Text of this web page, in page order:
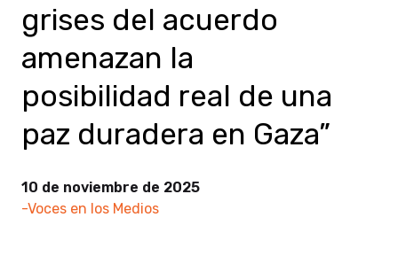
grises del acuerdo
amenazan la
posibilidad real de una
paz duradera en Gaza”
10 de noviembre de 2025
-Voces en los Medios